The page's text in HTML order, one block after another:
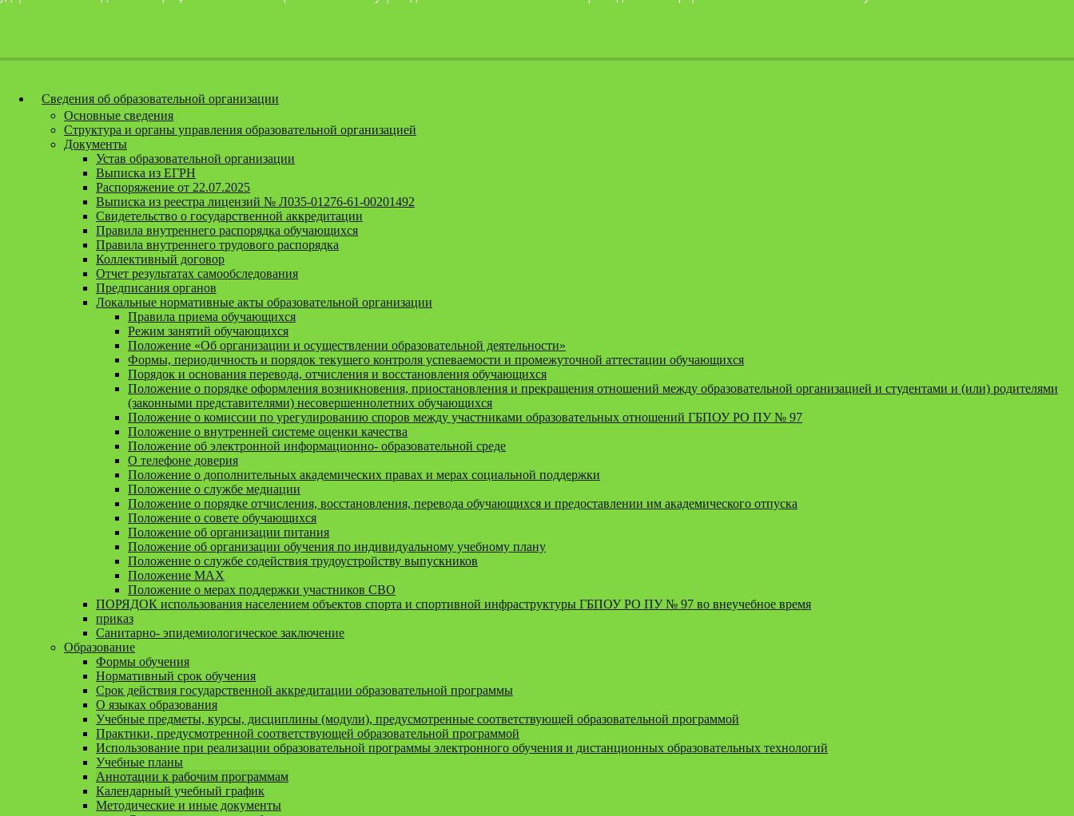
Перейти к содержанию
Сведения об образовательной организации
Основные сведения
Структура и органы управления образовательной организацией
Документы
Устав образовательной организации
Выписка из ЕГРН
Распоряжение от 22.07.2025
Выписка из реестра лицензий № Л035-01276-61-00201492
Свидетельство о государственной аккредитации
Правила внутреннего распорядка обучающихся
Правила внутреннего трудового распорядка
Коллективный договор
Отчет результатах самообследования
Предписания органов
Локальные нормативные акты образовательной организации
Правила приема обучающихся
Режим занятий обучающихся
Положение «Об организации и осуществлении образовательной деятельности»
Формы, периодичность и порядок текущего контроля успеваемости и промежуточной аттестации обучающихся
Порядок и основания перевода, отчисления и восстановления обучающихся
Положение о порядке оформления возникновения, приостановления и прекращения отношений между образовательной организацией и студентами и (или) родителями
(законными представителями) несовершеннолетних обучающихся
Положение о комиссии по урегулированию споров между участниками образовательных отношений ГБПОУ РО ПУ № 97
Положение о внутренней системе оценки качества
Положение об электронной информационно- образовательной среде
О телефоне доверия
Положение о дополнительных академических правах и мерах социальной поддержки
Положение о службе медиации
Положение о порядке отчисления, восстановления, перевода обучающихся и предоставлении им академического отпуска
Положение о совете обучающихся
Положение об организации питания
Положение об организации обучения по индивидуальному учебному плану
Положение о службе содействия трудоустройству выпускников
Положение MAX
Положение о мерах поддержки участников СВО
ПОРЯДОК использования населением объектов спорта и спортивной инфраструктуры ГБПОУ РО ПУ № 97 во внеучебное время
приказ
Санитарно- эпидемиологическое заключение
Образование
Формы обучения
Нормативный срок обучения
Срок действия государственной аккредитации образовательной программы
О языках образования
Учебные предметы, курсы, дисциплины (модули), предусмотренные соответствующей образовательной программой
Практики, предусмотренной соответствующей образовательной программой
Использование при реализации образовательной программы электронного обучения и дистанционных образовательных технологий
Учебные планы
Аннотации к рабочим программам
Календарный учебный график
Методические и иные документы